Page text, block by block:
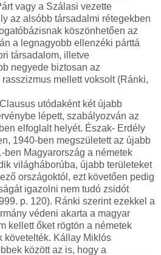
vagy a Szálasi vezette
az alsóbb társadalmi rétegekben
köszönhetően az
a legnagyobb ellenzéki párttá
társadalom, illetve
negyede biztosan az
mellett voksolt (Ránki,
utódaként két újabb
lépett, szabályozván az
elfoglalt helyét. Észak- Erdély
1940-ben megszületett az újabb
ben Magyarország a németek
világháborúba, újabb területeket
országoktól, ezt követően pedig
igazolni nem tudó zsidót
p. 120). Ránki szerint ezekkel a
védeni akarta a magyar
kellett őket rögtön a németek
követelték. Kállay Miklós
között az is, hogy a